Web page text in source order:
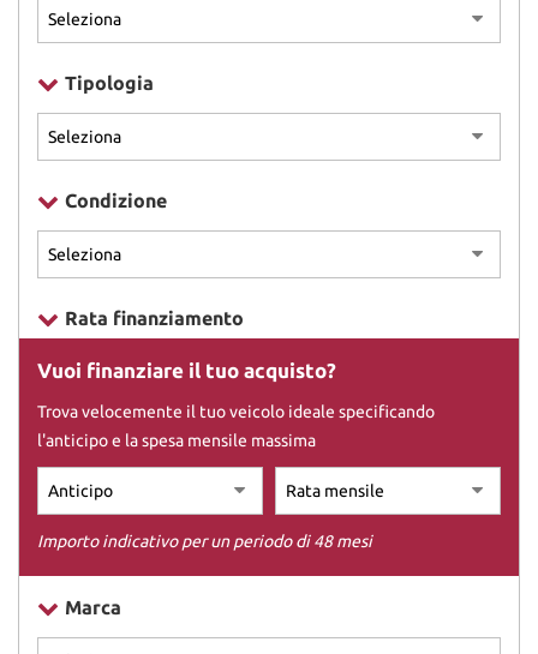
ACQUISTIAMO USATO
ASSISTENZA
CONTATTI
Tipologia
Condizione
Rata finanziamento
Vuoi finanziare il tuo acquisto?
Trova velocemente il tuo veicolo ideale specificando
l'anticipo e la spesa mensile massima
Importo indicativo per un periodo di 48 mesi
Marca